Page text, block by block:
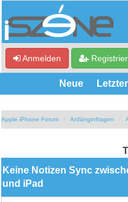
Anmelden
Neue
Apple iPhone Forum Anfängerfragen
Keine Notizen Sync
und iPad